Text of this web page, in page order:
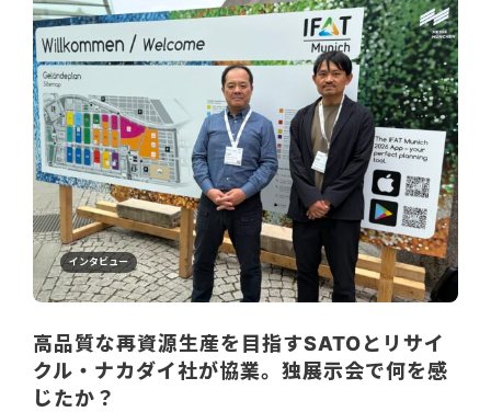
インタビュー
高品質な再資源生産を目指すSATOとリサイ
クル・ナカダイ社が協業。独展示会で何を感
じたか？